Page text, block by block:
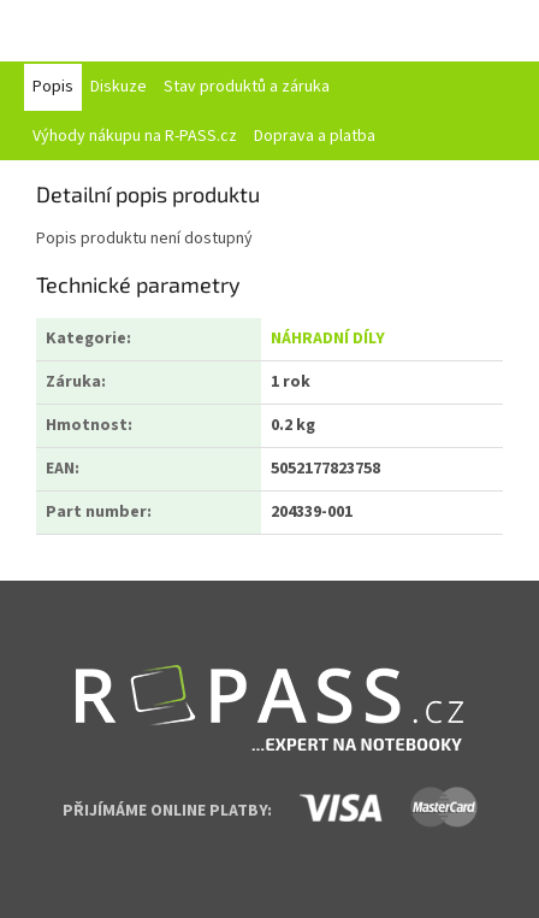
Popis Diskuze Stav produktů a záruka
Výhody nákupu na R-PASS.cz Doprava a platba
Detailní popis produktu
Popis produktu není dostupný
Technické parametry
Kategorie:
NÁHRADNÍ DÍLY
Záruka:
1 rok
Hmotnost:
0.2 kg
EAN:
5052177823758
Part number: 204339-001
PŘIJÍMÁME ONLINE PLATBY: